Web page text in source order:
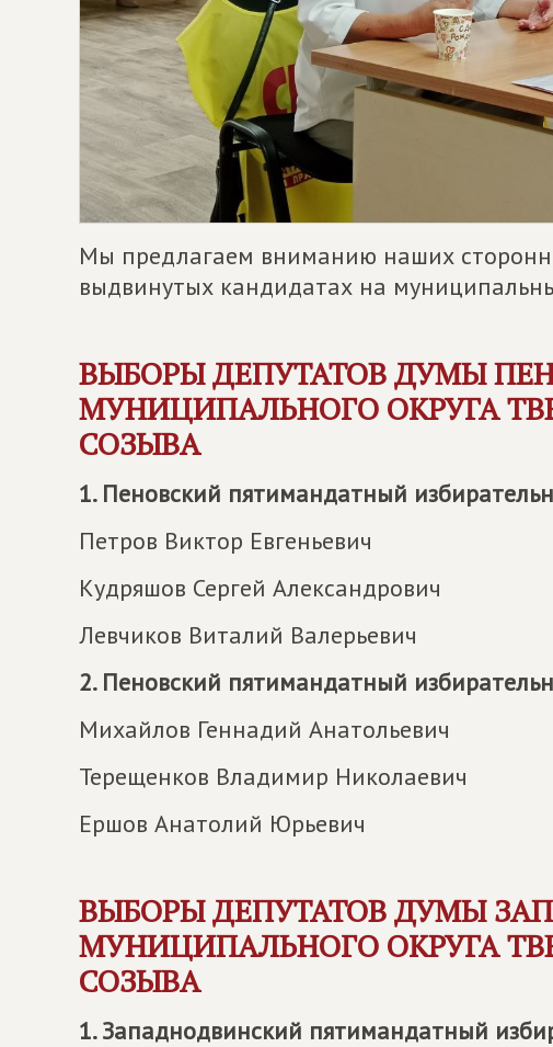
Мы предлагаем вниманию наших
выдвинутых кандидатах на
ВЫБОРЫ ДЕПУТАТОВ ДУМЫ
МУНИЦИПАЛЬНОГО ОКРУГА
СОЗЫВА
1. Пеновский пятимандатный
Петров Виктор Евгеньевич
Кудряшов Сергей Александрович
Левчиков Виталий Валерьевич
2. Пеновский пятимандатный
Михайлов Геннадий Анатольевич
Терещенков Владимир Николаевич
Ершов Анатолий Юрьевич
ВЫБОРЫ ДЕПУТАТОВ ДУМЫ
МУНИЦИПАЛЬНОГО ОКРУГА
СОЗЫВА
1. Западнодвинский пятимандатный